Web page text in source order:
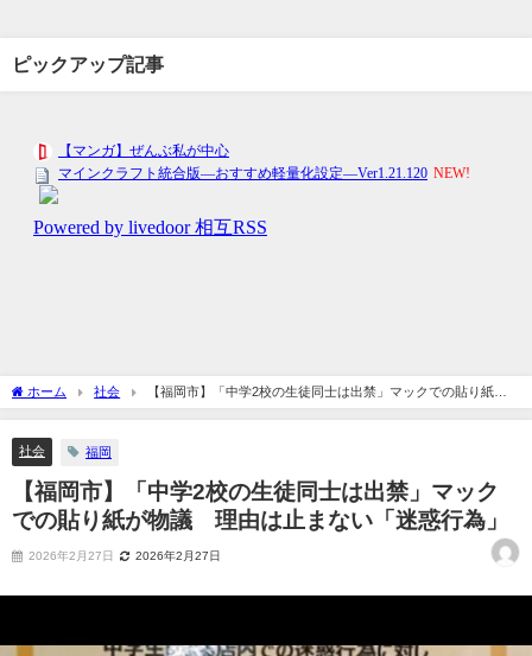
ピックアップ記事
ホーム 社会
【福岡市】「中学2校の生徒同士は出禁」マックでの貼り紙が
物議 理由は止まない「迷惑行為」
社会 福岡
【福岡市】「中学2校の生徒同士は出禁」マック
での貼り紙が物議 理由は止まない「迷惑行為」
2026年2月27日 2026年2月27日